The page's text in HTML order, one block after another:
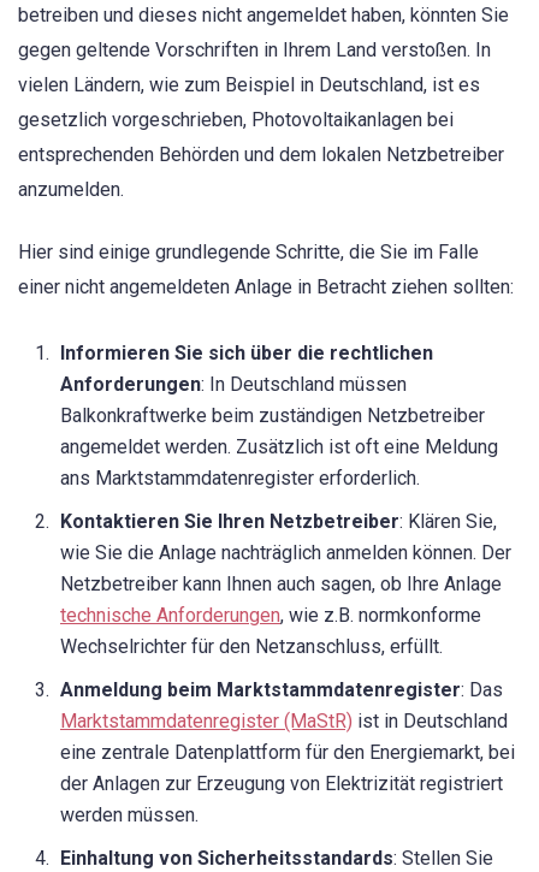
betreiben und dieses nicht angemeldet haben, könnten Sie
gegen geltende Vorschriften in Ihrem Land verstoßen. In
vielen Ländern, wie zum Beispiel in Deutschland, ist es
gesetzlich vorgeschrieben, Photovoltaikanlagen bei
entsprechenden Behörden und dem lokalen Netzbetreiber
anzumelden.
Hier sind einige grundlegende Schritte, die Sie im Falle
einer nicht angemeldeten Anlage in Betracht ziehen sollten:
Informieren Sie sich über die rechtlichen
Anforderungen: In Deutschland müssen
Balkonkraftwerke beim zuständigen Netzbetreiber
angemeldet werden. Zusätzlich ist oft eine Meldung
ans Marktstammdatenregister erforderlich.
Kontaktieren Sie Ihren Netzbetreiber: Klären Sie,
wie Sie die Anlage nachträglich anmelden können. Der
Netzbetreiber kann Ihnen auch sagen, ob Ihre Anlage
technische Anforderungen, wie z.B. normkonforme
Wechselrichter für den Netzanschluss, erfüllt.
Anmeldung beim Marktstammdatenregister: Das
Marktstammdatenregister (MaStR) ist in Deutschland
eine zentrale Datenplattform für den Energiemarkt, bei
der Anlagen zur Erzeugung von Elektrizität registriert
werden müssen.
Einhaltung von Sicherheitsstandards: Stellen Sie